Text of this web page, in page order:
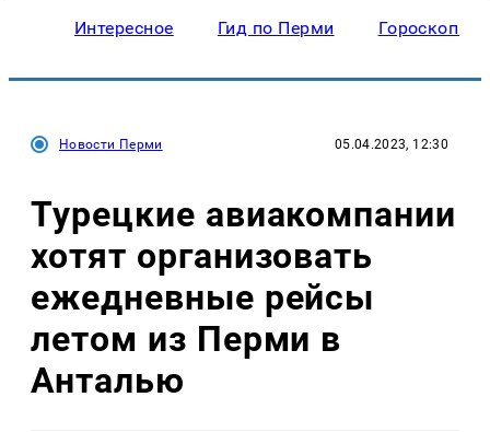
Интересное Гид по Перми Гороскопы
Новости Перми 05.04.2023, 12:30
Турецкие авиакомпании
хотят организовать
ежедневные рейсы
летом из Перми в
Анталью